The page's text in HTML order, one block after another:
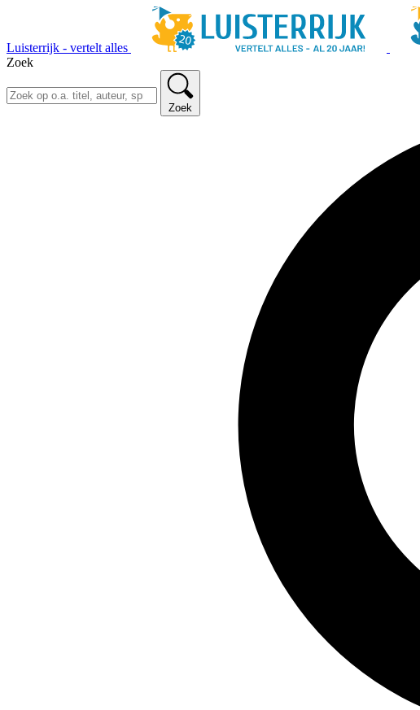
Luisterrijk - vertelt alles
Zoek
Zoek